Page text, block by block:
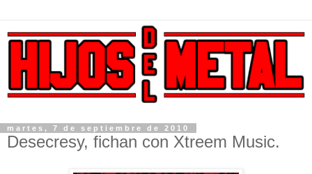
martes, 7 de septiembre de 2010
Desecresy, fichan con Xtreem Music.